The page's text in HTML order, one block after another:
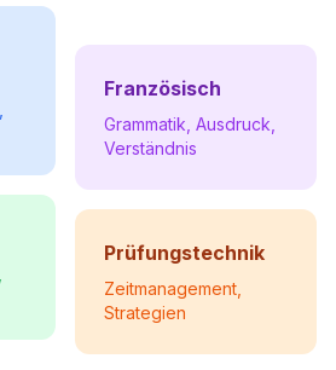
Französisch
Grammatik, Ausdruck,
Verständnis
Prüfungstechnik
Zeitmanagement,
Strategien